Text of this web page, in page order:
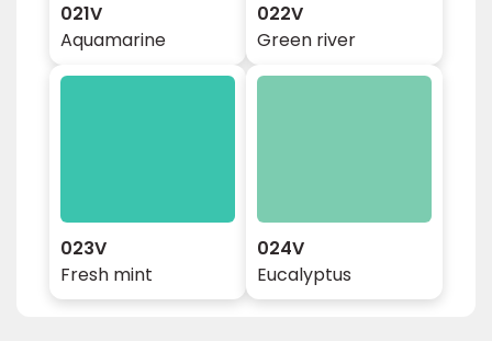
021V
Aquamarine
022V
Green river
023V
Fresh mint
024V
Eucalyptus